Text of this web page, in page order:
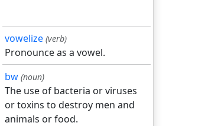
vowelize (verb)
Pronounce as a vowel.
bw (noun)
The use of bacteria or viruses
or toxins to destroy men and
animals or food.